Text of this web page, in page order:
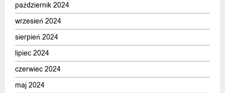
październik 2024
wrzesień 2024
sierpień 2024
lipiec 2024
czerwiec 2024
maj 2024